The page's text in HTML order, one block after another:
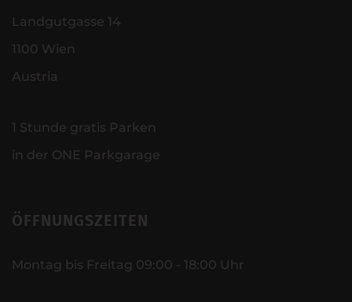
Landgutgasse 14
1100 Wien
Austria
1 Stunde gratis Parken
in der ONE Parkgarage
ÖFFNUNGSZEITEN
Montag bis Freitag 09:00 - 18:00 Uhr